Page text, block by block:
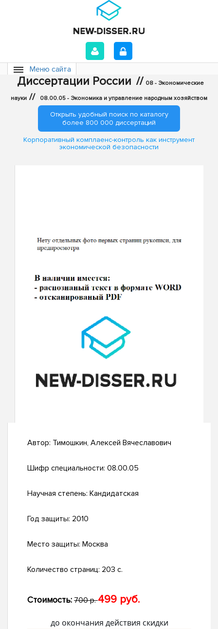
Меню сайта
Диссертации России // 08 - Экономические
науки // 08.00.05 - Экономика и управление народным хозяйством
Открыть удобный поиск по каталогу
более 800 000 диссертаций
Корпоративный комплаенс-контроль как инструмент
экономической безопасности
Автор: Тимошкин, Алексей Вячеславович
Шифр специальности: 08.00.05
Научная степень: Кандидатская
Год защиты: 2010
Место защиты: Москва
Количество страниц: 203 с.
Стоимость: 700 р.499 руб.
до окончания действия скидки